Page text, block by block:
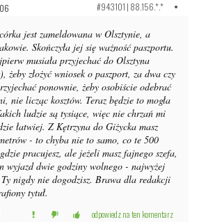
#943101 | 88.156.*.*
jest zameldowana w Olsztynie, a
Skończyła jej się ważność paszportu.
musiała przyjechać do Olsztyna
złożyć wniosek o paszport, za dwa czy
ponownie, żeby osobiście odebrać
nie licząc kosztów. Teraz będzie to mogła
ludzie są tysiące, więc nie chrzań mi
łatwiej. Z Kętrzyna do Giżycka masz
- to chyba nie to samo, co te 500
pracujesz, ale jeżeli masz fajnego szefa,
wyjazd dwie godziny wolnego - najwyżej
nigdy nie dogodzisz. Brawa dla redakcji
tytuł.
odpowiedz na ten komentarz